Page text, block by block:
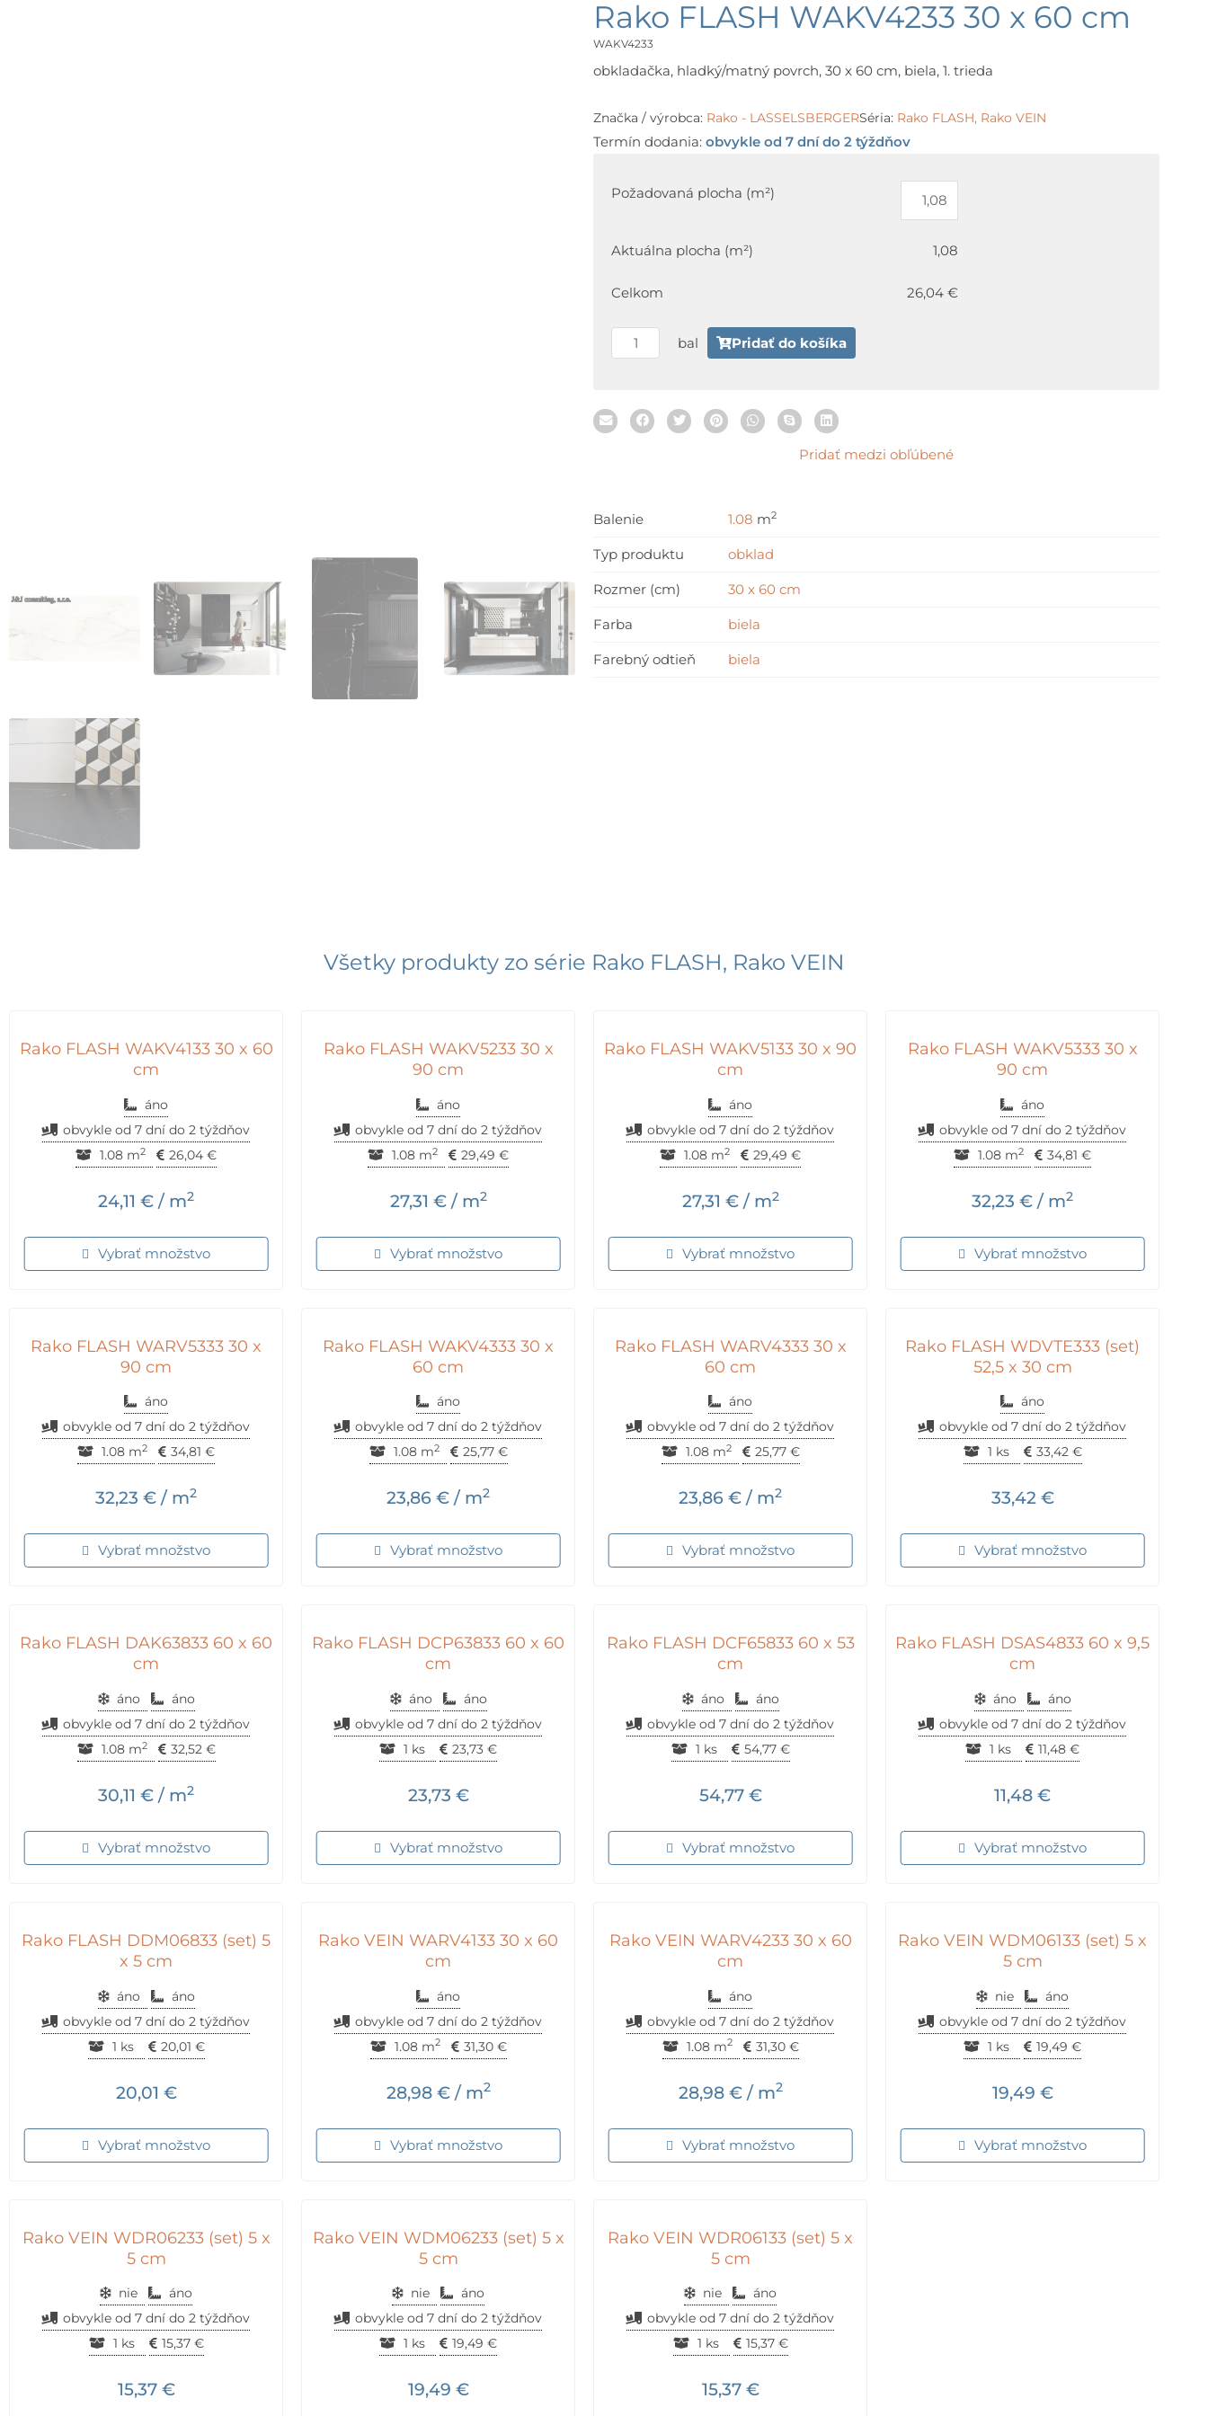
Rako FLASH WAKV4233 30 x 60 cm
WAKV4233
obkladačka, hladký/matný povrch, 30 x 60 cm, biela, 1. trieda
Značka / výrobca: Rako - LASSELSBERGERSéria: Rako FLASH, Rako VEIN
Termín dodania: obvykle od 7 dní do 2 týždňov
Požadovaná plocha (m²)
Aktuálna plocha (m²) 1,08
Celkom 26,04 €
Rako
x
cm
bal Pridať do košíka
Pridať medzi obľúbené
Balenie 1.08 m2
Typ produktu obklad
Rozmer (cm) 30 x 60 cm
Farba biela
Farebný odtieň biela
Všetky produkty zo série Rako FLASH, Rako VEIN
Rako FLASH WAKV4133 30 x 60
cm
áno
obvykle od 7 dní do 2 týždňov
1.08 m2 26,04 €
24,11 € / m2
Vybrať množstvo
Rako FLASH WAKV5233 30 x
90 cm
áno
obvykle od 7 dní do 2 týždňov
1.08 m2 29,49 €
27,31 €/ m2
Vybrať množstvo
Rako FLASH WAKV5133 30 x 90
cm
áno
obvykle od 7 dní do 2 týždňov
1.08 m2 29,49 €
27,31 €/ m2
Vybrať množstvo
Rako FLASH WAKV5333 30 x
90 cm
áno
obvykle od 7 dní do 2 týždňov
1.08 m2 34,81 €
32,23 € / m2
Vybrať množstvo
Rako FLASH WARV5333 30 x
90 cm
áno
obvykle od 7 dní do 2 týždňov
1.08 m2 34,81 €
32,23 € / m2
Vybrať množstvo
Rako FLASH WAKV4333 30 x
60 cm
áno
obvykle od 7 dní do 2 týždňov
1.08 m2 25,77 €
23,86 € / m2
Vybrať množstvo
Rako FLASH WARV4333 30 x
60 cm
áno
obvykle od 7 dní do 2 týždňov
1.08 m2 25,77 €
23,86 € / m2
Vybrať množstvo
Rako FLASH WDVTE333 (set)
52,5 x 30 cm
áno
obvykle od 7 dní do 2 týždňov
1 ks
33,42 €
33,42 €
Vybrať množstvo
Rako FLASH DAK63833 60 x 60
cm
áno
áno
obvykle od 7 dní do 2 týždňov
1.08 m2 32,52 €
30,11 € / m2
Vybrať množstvo
Rako FLASH DCP63833 60 x 60
cm
áno
áno
obvykle od 7 dní do 2 týždňov
1 ks
23,73 €
23,73 €
Vybrať množstvo
Rako FLASH DCF65833 60 x 53
cm
áno
áno
obvykle od 7 dní do 2 týždňov
1 ks
54,77 €
54,77 €
Vybrať množstvo
Rako FLASH DSAS4833 60 x 9,5
cm
áno
áno
obvykle od 7 dní do 2 týždňov
1 ks
11,48 €
11,48 €
Vybrať množstvo
Rako FLASH DDM06833 (set) 5
x 5 cm
áno
áno
obvykle od 7 dní do 2 týždňov
1 ks
20,01 €
20,01 €
Vybrať množstvo
Rako VEIN WARV4133 30 x 60
cm
áno
obvykle od 7 dní do 2 týždňov
1.08 m2 31,30 €
28,98 €/ m2
Vybrať množstvo
Rako VEIN WARV4233 30 x 60
cm
áno
obvykle od 7 dní do 2 týždňov
1.08 m2 31,30 €
28,98 €/ m2
Vybrať množstvo
Rako VEIN WDM06133 (set) 5 x
5 cm
nie
áno
obvykle od 7 dní do 2 týždňov
1 ks
19,49 €
19,49 €
Vybrať množstvo
Rako VEIN WDR06233 (set) 5 x
5 cm
nie
áno
obvykle od 7 dní do 2 týždňov
1 ks
15,37 €
15,37 €
Rako VEIN WDM06233 (set) 5 x
5 cm
nie
áno
obvykle od 7 dní do 2 týždňov
1 ks
19,49 €
19,49 €
Rako VEIN WDR06133 (set) 5 x
5 cm
nie
áno
obvykle od 7 dní do 2 týždňov
1 ks
15,37 €
15,37 €